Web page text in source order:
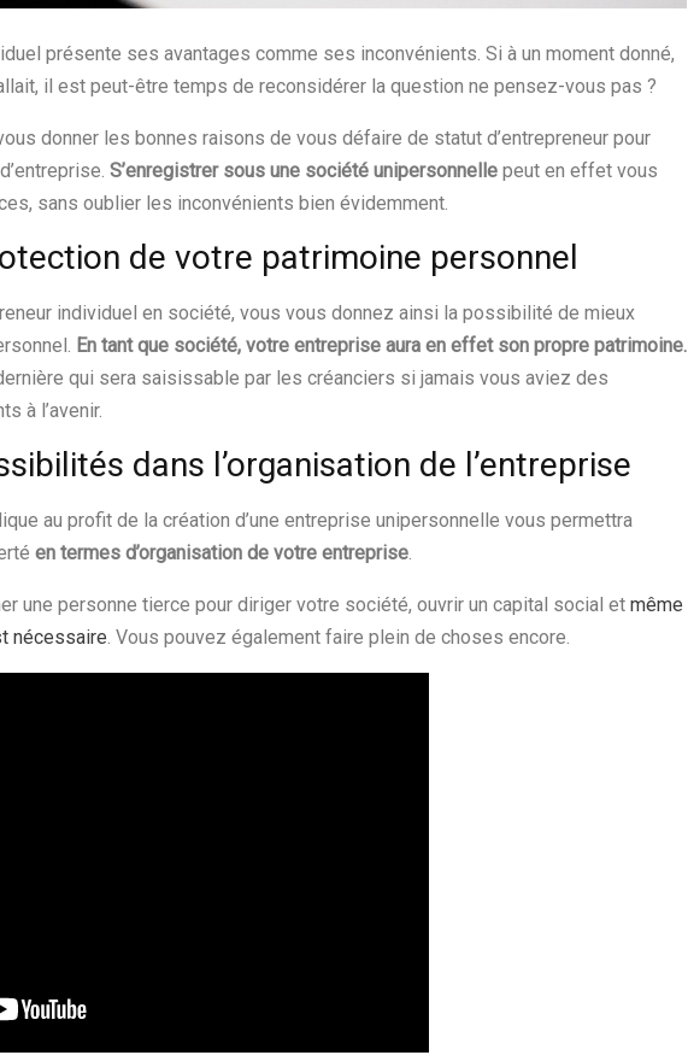
présente ses avantages comme ses inconvénients. Si à un moment donné,
il est peut-être temps de reconsidérer la question ne pensez-vous pas ?
donner les bonnes raisons de vous défaire de statut d’entrepreneur pour
S’enregistrer sous une société unipersonnelle peut en effet vous
sans oublier les inconvénients bien évidemment.
de votre patrimoine personnel
individuel en société, vous vous donnez ainsi la possibilité de mieux
En tant que société, votre entreprise aura en effet son propre patrimoine.
qui sera saisissable par les créanciers si jamais vous aviez des
à l’avenir.
dans l’organisation de l’entreprise
au profit de la création d’une entreprise unipersonnelle vous permettra
en termes d’organisation de votre entreprise
une personne tierce pour diriger votre société, ouvrir un capital social et même
nécessaire . Vous pouvez également faire plein de choses encore.